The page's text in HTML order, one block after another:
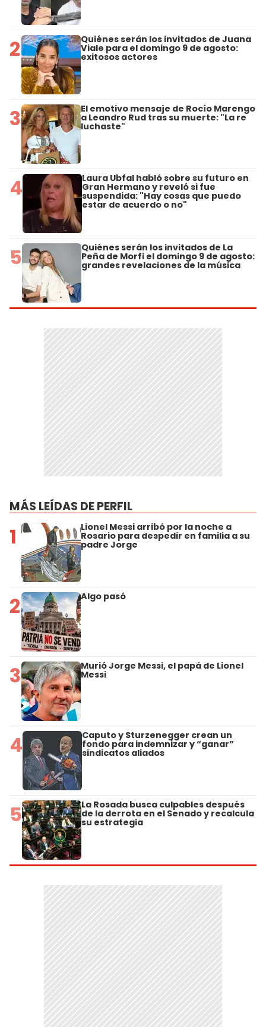
2 Quiénes serán los invitados de Juana
Viale para el domingo 9 de agosto:
exitosos actores
3 El emotivo mensaje de Rocío Marengo
a Leandro Rud tras su muerte: "La re
luchaste"
4 Laura Ubfal habló sobre su futuro en
Gran Hermano y reveló si fue
suspendida: "Hay cosas que puedo
estar de acuerdo o no"
5 Quiénes serán los invitados de La
Peña de Morfi el domingo 9 de agosto:
grandes revelaciones de la música
MÁS LEÍDAS DE PERFIL
1 Lionel Messi arribó por la noche a
Rosario para despedir en familia a su
padre Jorge
2 Algo pasó
3 Murió Jorge Messi, el papá de Lionel
Messi
4 Caputo y Sturzenegger crean un
fondo para indemnizar y “ganar”
sindicatos aliados
5 La Rosada busca culpables después
de la derrota en el Senado y recalcula
su estrategia